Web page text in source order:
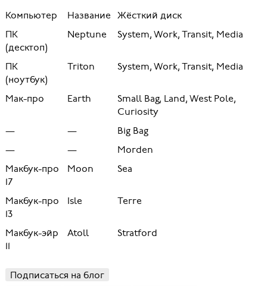
Компьютер Название Жёсткий диск
ПК
(десктоп)
Neptune System, Work, Transit, Media
ПК
(ноутбук)
Triton System, Work, Transit, Media
Мак-про Earth
Small Bag, Land, West Pole,
Curiosity
—
—
Big Bag
—
—
Morden
Макбук-про
17
Moon Sea
Макбук-про
13
Isle Terre
Макбук-эйр
11
Atoll Stratford
Подписаться на блог